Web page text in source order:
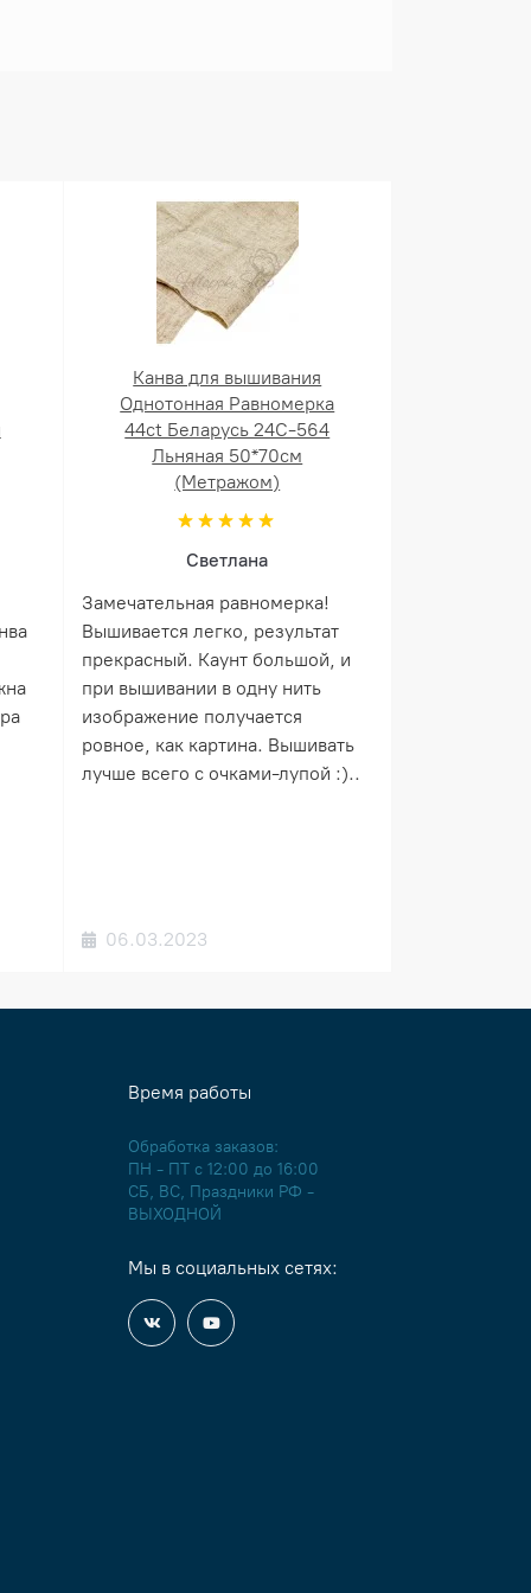
Канва для вышивания
Однотонная Равномерка
44ct Беларусь 24С-564
Льняная 50*70см
(Метражом)
Светлана
Замечательная равномерка!
Вышивается легко, результат
прекрасный. Каунт большой, и
при вышивании в одну нить
изображение получается
ровное, как картина. Вышивать
лучше всего с очками-лупой :)..
06.03.2023
Время работы
Обработка заказов:
ПН - ПТ с 12:00 до 16:00
СБ, ВС, Праздники РФ -
ВЫХОДНОЙ
Мы в социальных сетях: